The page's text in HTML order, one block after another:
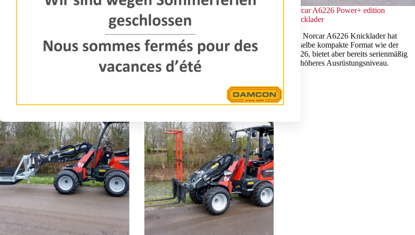
Norcars kleinster Knicklader 755XC ist
eine wendige und vielseitige Maschine
sowohl für den privaten Einsatz als auch
für anspruchsvolle Arbeiten in
elektrische Knicklader
Top Leistung, minimale Vibrationen,
emissionsfreier Antrieb und ein sehr
niedriger Geräuschpegel, all diese
Eigenschaften zeichnen den neuen
Norcar A60E1 aus.
Norcar A6226 Power+ edition
Knicklader
Der Norcar A6226 Knicklader hat
dasselbe kompakte Format wie der
a6026, bietet aber bereits serienmäßig
ein höheres Ausrüstungsniveau.